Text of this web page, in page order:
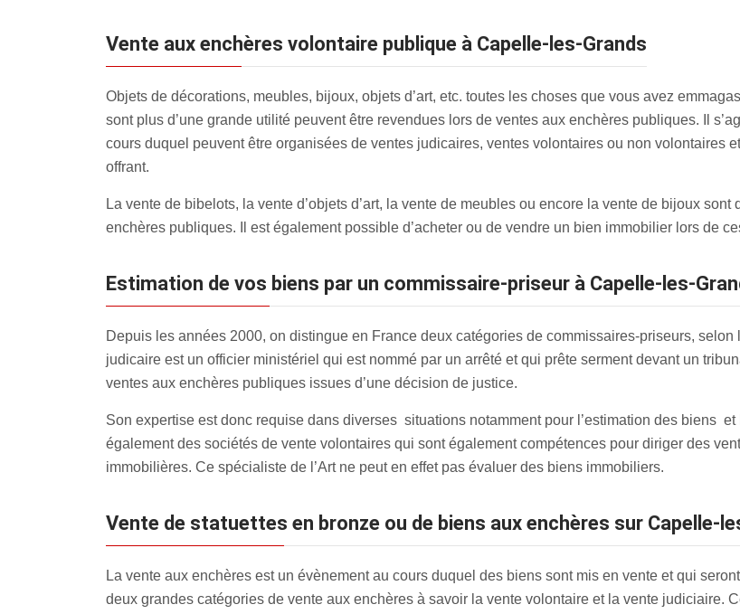
Vente aux enchères volontaire publique à Capelle-les-Grands
Objets de décorations, meubles, bijoux, objets d’art, etc. toutes les choses que vous avez
sont plus d’une grande utilité peuvent être revendues lors de ventes aux enchères publiques. Il
cours duquel peuvent être organisées de ventes judicaires, ventes volontaires ou non volontaires
offrant.
La vente de bibelots, la vente d’objets d’art, la vente de meubles ou encore la vente de bijoux
enchères publiques. Il est également possible d’acheter ou de vendre un bien immobilier lors de
estimation de vos biens par un commissaire-priseur à Capelle-les-
Depuis les années 2000, on distingue en France deux catégories de commissaires-priseurs,
judicaire est un officier ministériel qui est nommé par un arrêté et qui prête serment devant un
ventes aux enchères publiques issues d’une décision de justice.
Son expertise est donc requise dans diverses situations notamment pour l’estimation des biens
également des sociétés de vente volontaires qui sont également compétences pour diriger des
immobilières. Ce spécialiste de l’Art ne peut en effet pas évaluer des biens immobiliers.
Vente de statuettes en bronze ou de biens aux enchères sur Capelle-
La vente aux enchères est un évènement au cours duquel des biens sont mis en vente et qui
deux grandes catégories de vente aux enchères à savoir la vente volontaire et la vente judiciaire.